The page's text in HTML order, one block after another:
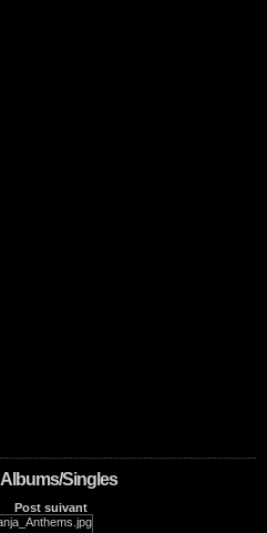
Albums/Singles
Post suivant